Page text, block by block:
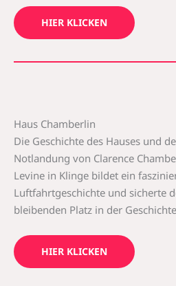
HIER KLICKEN
Haus Chamberlin
Die Geschichte des Hauses und
Notlandung von Clarence
Levine in Klinge bildet ein
Luftfahrtgeschichte und sicherte
bleibenden Platz in der
HIER KLICKEN